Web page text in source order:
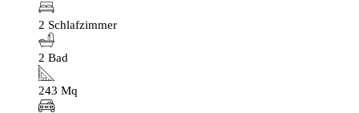
2 Schlafzimmer
2 Bad
243 Mq